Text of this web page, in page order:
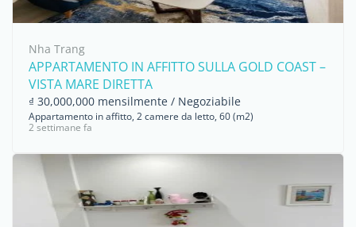
Nha Trang
APPARTAMENTO IN AFFITTO SULLA GOLD COAST –
VISTA MARE DIRETTA
₫ 30,000,000 mensilmente / Negoziabile
Appartamento in affitto, 2 camere da letto, 60 (m2)
2 settimane fa